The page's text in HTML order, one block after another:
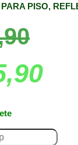
PISO,